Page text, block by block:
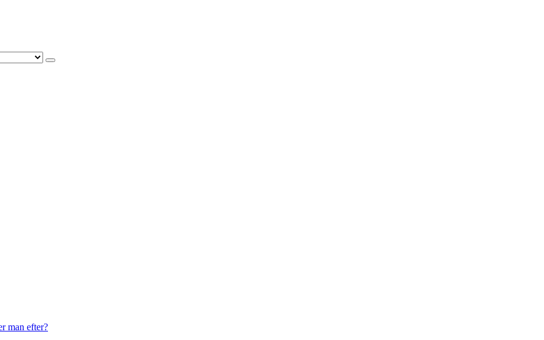
man efter?